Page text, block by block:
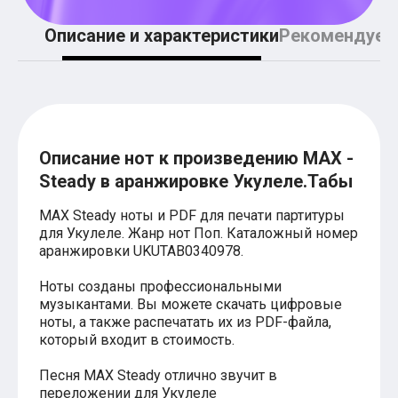
Легкие аккорды (простые песни)
Аккорды со словами (вокал)
BEARWOLF
Клава Кока
Монеточка
Пицца
Звери
Анжелика Варум
Алексей Чумаков
Леонид Агутин
Саундтрек
Тематические
Из фильмов
Титаник
Описание и характеристикиРекомендуем
Описание нот к произведению MAX -
Steady в аранжировке Укулеле.Табы
MAX Steady ноты и PDF для печати партитуры
для Укулеле. Жанр нот Поп. Каталожный номер
аранжировки UKUTAB0340978.
Ноты созданы профессиональными
музыкантами. Вы можете скачать цифровые
ноты, а также распечатать их из PDF-файла,
который входит в стоимость.
Песня MAX Steady отлично звучит в
переложении для Укулеле